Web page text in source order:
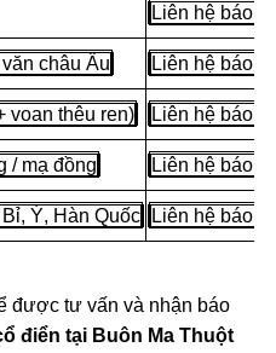
Liên hệ báo
châu Âu Liên hệ báo
voan thêu ren) Liên hệ báo
/ mạ đồng Liên hệ báo
Ý, Hàn Quốc Liên hệ báo
được tư vấn và nhận báo
điển tại Buôn Ma Thuột